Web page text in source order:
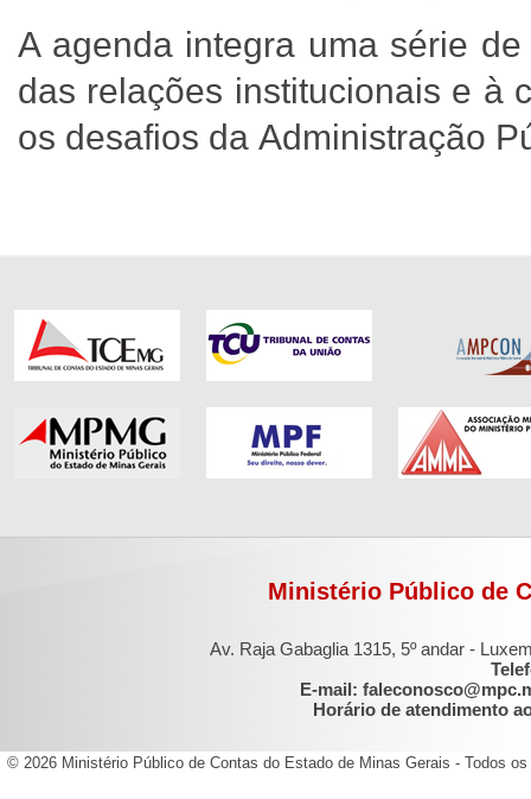
A agenda integra uma série
das relações institucionais e à
os desafios da Administração
Ministério Público de
Av. Raja Gabaglia 1315, 5º andar -
E-mail:
Horário de atendimento
© 2026 Ministério Público de Contas do Estado de Minas Gerais - Todos